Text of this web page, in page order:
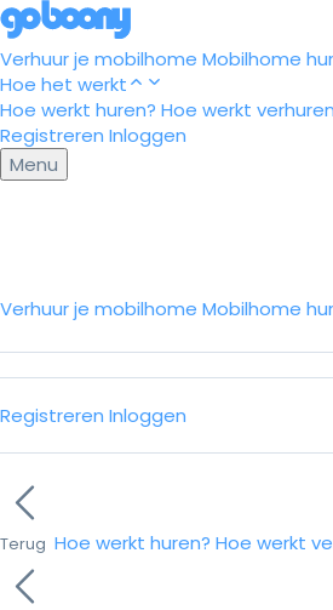
Verhuur je mobilhome Mobilhome
Hoe het werkt
Hoe werkt huren? Hoe werkt
Registreren Inloggen
Menu
Verhuur je mobilhome Mobilhome
Registreren Inloggen
Terug Hoe werkt huren? Hoe werkt